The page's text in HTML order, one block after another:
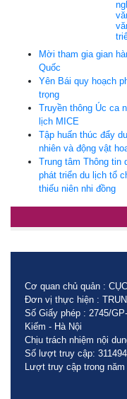
Mời tham gia gian
Quốc
Yên Bái quy hoạch
trọng
Truyền thông Úc ca
lịch MICE
Tập huấn thúc đẩy
nhiên và động vật
Trung tâm Thông tin
phát triển du lịch tổ
thiếu niên nhi đồng
Cơ quan chủ quản :
Đơn vị thực hiện :
Số Giấy phép : 2745/
Kiếm - Hà Nội
Chịu trách nhiệm nội
Số lượt truy cập:
Lượt truy cập trong năm